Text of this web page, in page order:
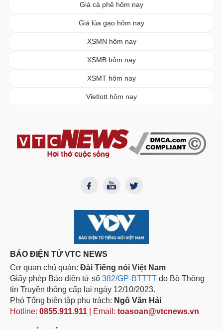
Giá cà phê hôm nay
Giá lúa gạo hôm nay
XSMN hôm nay
XSMB hôm nay
XSMT hôm nay
Vietlott hôm nay
BÁO ĐIỆN TỬ VTC NEWS
Cơ quan chủ quản: Đài Tiếng nói Việt Nam
Giấy phép Báo điện tử số 382/GP-BTTTT do Bộ Thông
tin Truyền thông cấp lại ngày 12/10/2023.
Phó Tổng biên tập phụ trách: Ngô Văn Hải
Hotline: 0855.911.911 | Email: toasoan@vtcnews.vn